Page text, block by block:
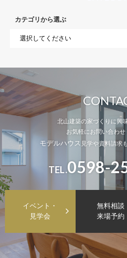
カテゴリから選ぶ
北山建築の家づくりに興
お気軽にお問い合わせ
モデルハウス 見学や資料請求
TEL.0598-
イベント・
見学会
無料相談
来場予約